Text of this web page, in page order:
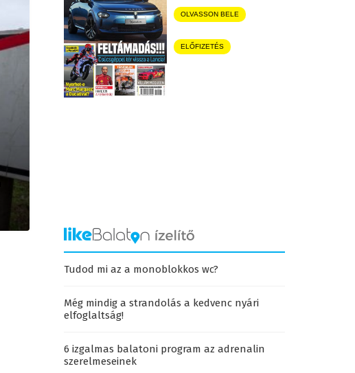
OLVASSON BELE
ELŐFIZETÉS
Tudod mi az a monoblokkos wc?
Még mindig a strandolás a kedvenc nyári
elfoglaltság!
6 izgalmas balatoni program az adrenalin
szerelmeseinek